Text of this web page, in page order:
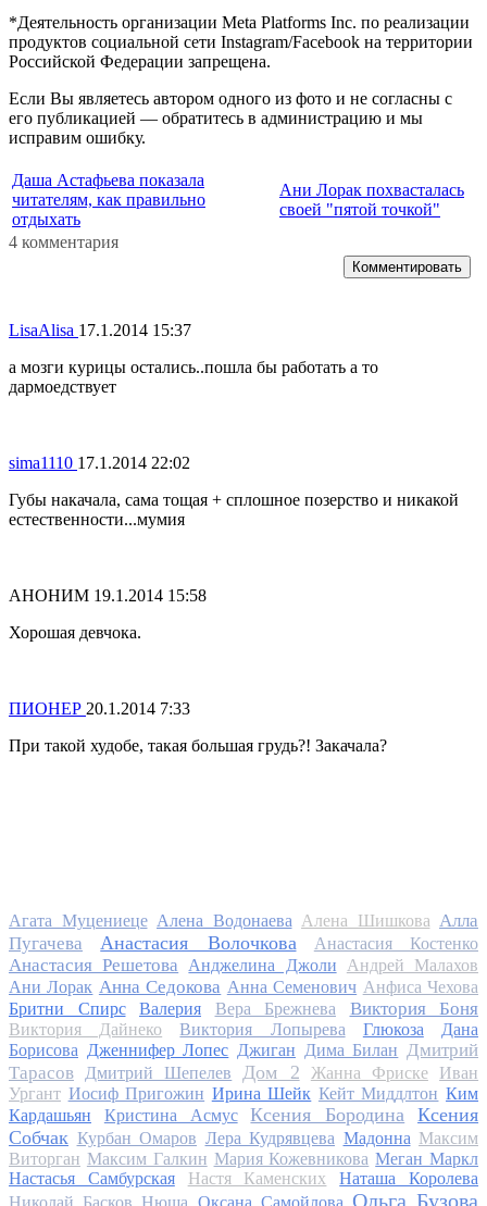
*Деятельность организации Meta Platforms Inc. по реализации
продуктов социальной сети Instagram/Facebook на территории
Российской Федерации запрещена.
Если Вы являетесь автором одного из фото и не согласны с
его публикацией — обратитесь в администрацию и мы
исправим ошибку.
Даша Астафьева показала
читателям, как правильно
отдыхать
Ани Лорак похвасталась
своей "пятой точкой"
4 комментария
Комментировать
LisaAlisa 17.1.2014 15:37
а мозги курицы остались..пошла бы работать а то
дармоедствует
sima1110 17.1.2014 22:02
Губы накачала, сама тощая + сплошное позерство и никакой
естественности...мумия
АНОНИМ 19.1.2014 15:58
Хорошая девчока.
ПИОНЕР 20.1.2014 7:33
При такой худобе, такая большая грудь?! Закачала?
Агата Муцениеце Алена Водонаева Алена Шишкова Алла
Пугачева
Анастасия Волочкова Анастасия Костенко
Анастасия Решетова Анджелина Джоли
Андрей Малахов
Ани Лорак Анна Седокова Анна Семенович Анфиса Чехова
Бритни Спирс
Валерия Вера Брежнева Виктория Боня
Виктория Дайнеко Виктория Лопырева Глюкоза
Дана
Борисова Дженнифер Лопес Джиган Дима Билан
Дмитрий
Тарасов
Дмитрий Шепелев Дом 2 Жанна Фриске
Иван
Ургант Иосиф Пригожин Ирина Шейк Кейт Миддлтон Ким
Кардашьян
Кристина Асмус Ксения Бородина
Ксения
Собчак Курбан Омаров Лера Кудрявцева Мадонна Максим
Виторган Максим Галкин Мария Кожевникова Меган Маркл
Настасья Самбурская
Настя Каменских
Наташа Королева
Николай Басков Нюша Оксана Самойлова Ольга Бузова